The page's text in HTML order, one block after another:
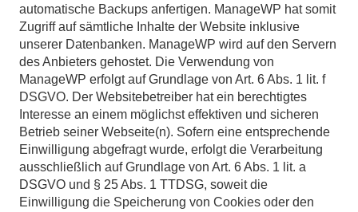
automatische Backups anfertigen. ManageWP hat somit
Zugriff auf sämtliche Inhalte der Website inklusive
unserer Datenbanken. ManageWP wird auf den Servern
des Anbieters gehostet. Die Verwendung von
ManageWP erfolgt auf Grundlage von Art. 6 Abs. 1 lit. f
DSGVO. Der Websitebetreiber hat ein berechtigtes
Interesse an einem möglichst effektiven und sicheren
Betrieb seiner Webseite(n). Sofern eine entsprechende
Einwilligung abgefragt wurde, erfolgt die Verarbeitung
ausschließlich auf Grundlage von Art. 6 Abs. 1 lit. a
DSGVO und § 25 Abs. 1 TTDSG, soweit die
Einwilligung die Speicherung von Cookies oder den